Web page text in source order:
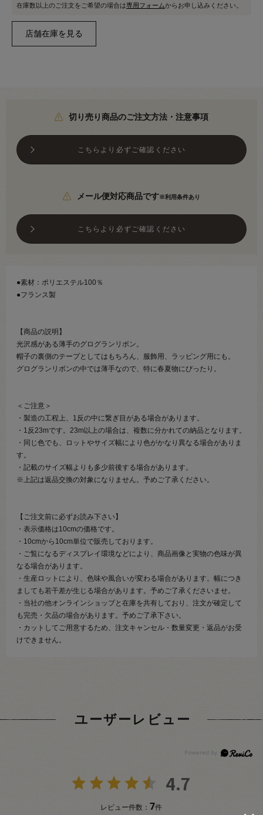
在庫数以上のご注文をご希望の場合は専用フォームからお申し込みください。
切り売り商品のご注文方法・注意事項
こちらより必ずご確認ください
メール便対応商品です※利用条件あり
こちらより必ずご確認ください
●素材：ポリエステル100％
●フランス製
【商品の説明】
光沢感がある薄手のグログランリボン。
帽子の裏側のテープとしてはもちろん、服飾用、ラッピング用にも。
グログランリボンの中では薄手なので、特に春夏物にぴったり。
＜ご注意＞
・製造の工程上、1反の中に繋ぎ目がある場合があります。
・1反23mです。23m以上の場合は、複数に分かれての納品となります。
・同じ色でも、ロットやサイズ幅により色がかなり異なる場合がありま
す。
・記載のサイズ幅よりも多少前後する場合があります。
※上記は返品交換の対象になりません。予めご了承ください。
【ご注文前に必ずお読み下さい】
・表示価格は10cmの価格です。
・10cmから10cm単位で販売しております。
・ご覧になるディスプレイ環境などにより、商品画像と実物の色味が異
なる場合があります。
・生産ロットにより、色味や風合いが変わる場合があります。幅につき
ましても若干差が生じる場合があります。予めご了承くださいませ。
・当社の他オンラインショップと在庫を共有しており、注文が確定して
も完売・欠品の場合があります。予めご了承下さい。
・カットしてご用意するため、注文キャンセル・数量変更・返品がお受
けできません。
ユーザーレビュー
4.7
レビュー件数：7件